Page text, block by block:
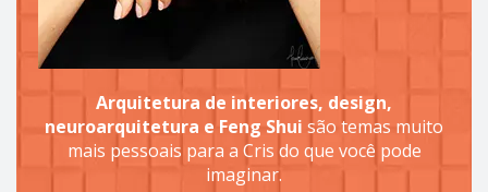
Arquitetura de interiores, design,
neuroarquitetura e Feng Shui são temas muito
mais pessoais para a Cris do que você pode
imaginar.